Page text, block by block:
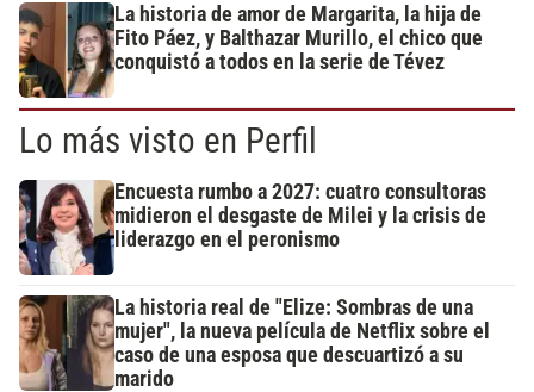
La historia de amor de Margarita, la hija de
Fito Páez, y Balthazar Murillo, el chico que
conquistó a todos en la serie de Tévez
Lo más visto en Perfil
Encuesta rumbo a 2027: cuatro consultoras
midieron el desgaste de Milei y la crisis de
liderazgo en el peronismo
La historia real de "Elize: Sombras de una
mujer", la nueva película de Netflix sobre el
caso de una esposa que descuartizó a su
marido